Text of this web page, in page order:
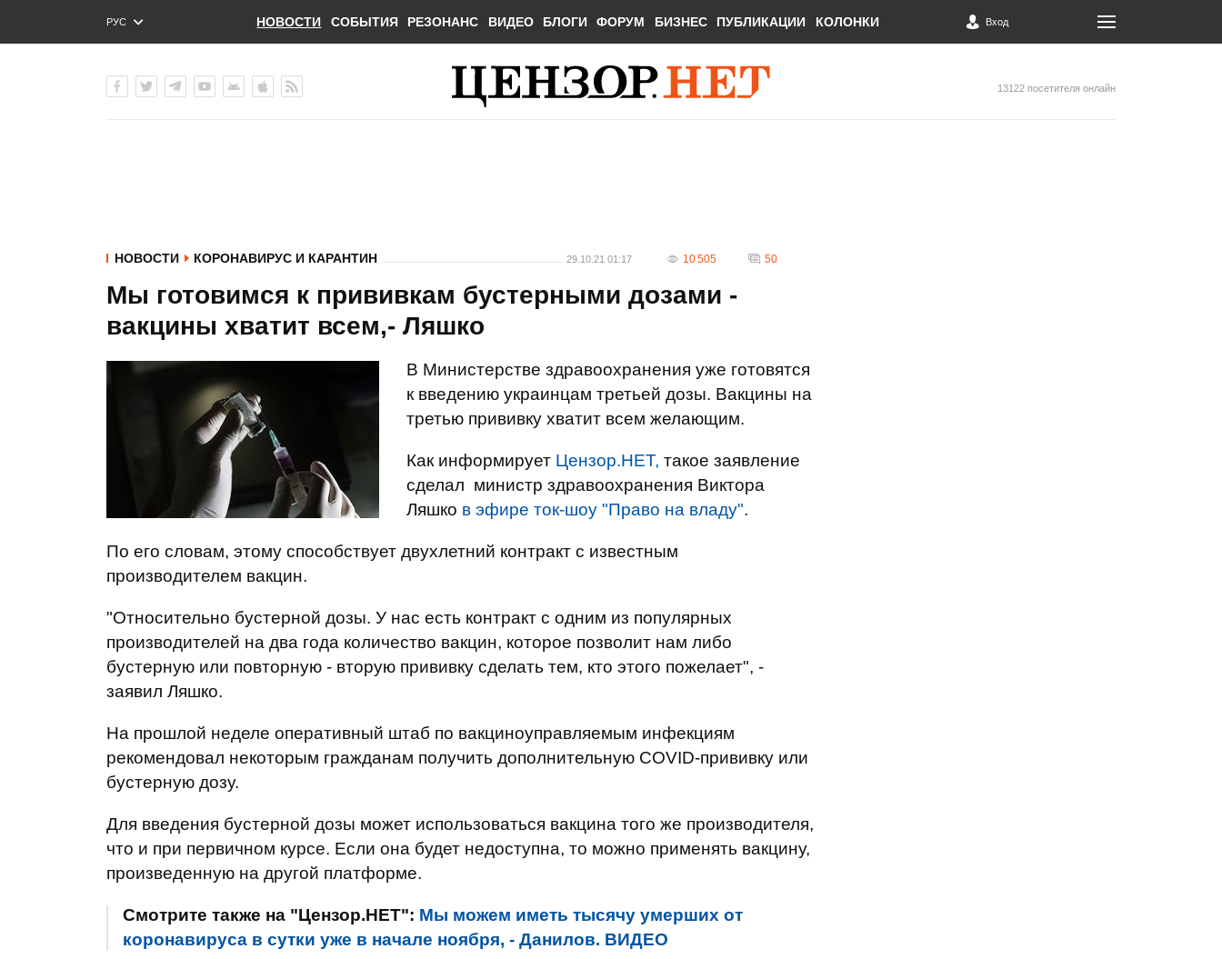
РУС
ENG
НОВОСТИ СОБЫТИЯ РЕЗОНАНС ВИДЕО БЛОГИ ФОРУМ БИЗНЕС ПУБЛИКАЦИИ КОЛОНКИ Вход
13122 посетителя онлайн
НОВОСТИ КОРОНАВИРУС И КАРАНТИН 29.10.21 01:17 10 505 50
Мы готовимся к прививкам бустерными дозами -
вакцины хватит всем,- Ляшко
В Министерстве здравоохранения уже готовятся
к введению украинцам третьей дозы. Вакцины на
третью прививку хватит всем желающим.
Как информирует Цензор.НЕТ, такое заявление
сделал министр здравоохранения Виктора
Ляшко в эфире ток-шоу "Право на владу".
По его словам, этому способствует двухлетний контракт с известным
производителем вакцин.
"Относительно бустерной дозы. У нас есть контракт с одним из популярных
производителей на два года количество вакцин, которое позволит нам либо
бустерную или повторную - вторую прививку сделать тем, кто этого пожелает", -
заявил Ляшко.
На прошлой неделе оперативный штаб по вакциноуправляемым инфекциям
рекомендовал некоторым гражданам получить дополнительную COVID-прививку или
бустерную дозу.
Для введения бустерной дозы может использоваться вакцина того же производителя,
что и при первичном курсе. Если она будет недоступна, то можно применять вакцину,
произведенную на другой платформе.
Смотрите также на "Цензор.НЕТ": Мы можем иметь тысячу умерших от
коронавируса в сутки уже в начале ноября, - Данилов. ВИДЕО